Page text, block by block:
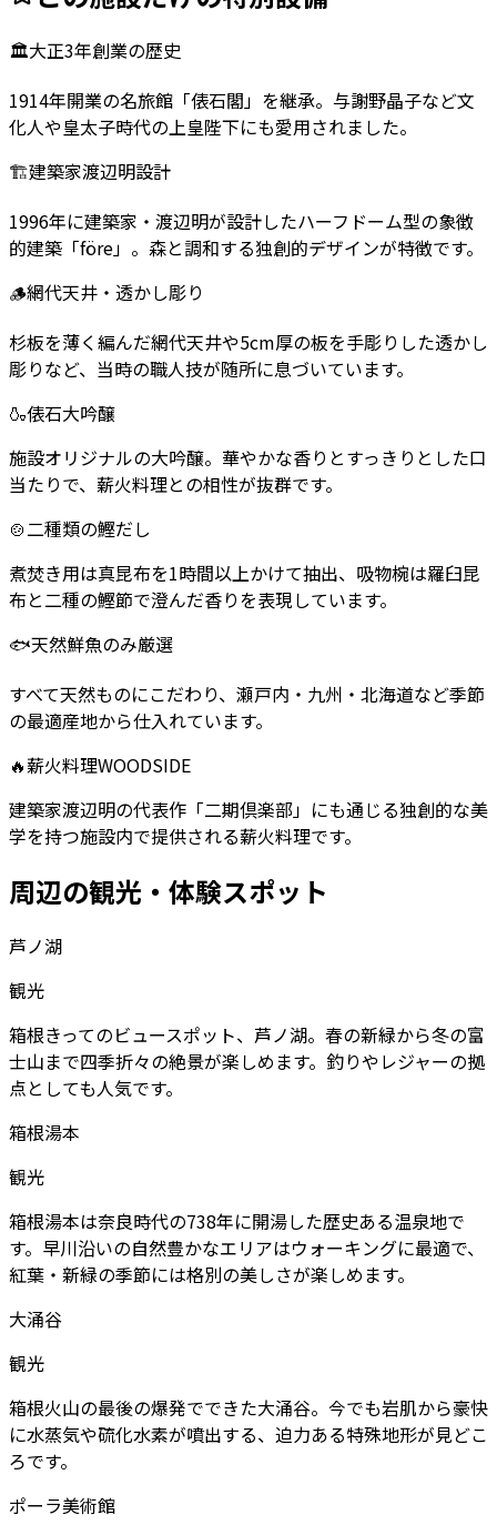
🏛️大正3年創業の歴史
1914年開業の名旅館「俵石閣」を継承。与謝野晶子など文
化人や皇太子時代の上皇陛下にも愛用されました。
🏗️建築家渡辺明設計
1996年に建築家・渡辺明が設計したハーフドーム型の象徴
的建築「före」。森と調和する独創的デザインが特徴です。
🪵網代天井・透かし彫り
杉板を薄く編んだ網代天井や5cm厚の板を手彫りした透かし
彫りなど、当時の職人技が随所に息づいています。
🍶俵石大吟醸
施設オリジナルの大吟醸。華やかな香りとすっきりとした口
当たりで、薪火料理との相性が抜群です。
🍲二種類の鰹だし
煮焚き用は真昆布を1時間以上かけて抽出、吸物椀は羅臼昆
布と二種の鰹節で澄んだ香りを表現しています。
🐟天然鮮魚のみ厳選
すべて天然ものにこだわり、瀬戸内・九州・北海道など季節
の最適産地から仕入れています。
🔥薪火料理WOODSIDE
建築家渡辺明の代表作「二期倶楽部」にも通じる独創的な美
学を持つ施設内で提供される薪火料理です。
周辺の観光・体験スポット
芦ノ湖
観光
箱根きってのビュースポット、芦ノ湖。春の新緑から冬の富
士山まで四季折々の絶景が楽しめます。釣りやレジャーの拠
点としても人気です。
箱根湯本
観光
箱根湯本は奈良時代の738年に開湯した歴史ある温泉地で
す。早川沿いの自然豊かなエリアはウォーキングに最適で、
紅葉・新緑の季節には格別の美しさが楽しめます。
大涌谷
観光
箱根火山の最後の爆発でできた大涌谷。今でも岩肌から豪快
に水蒸気や硫化水素が噴出する、迫力ある特殊地形が見どこ
ろです。
ポーラ美術館